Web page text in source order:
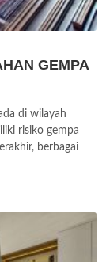
GEMPA
di wilayah
risiko gempa
berbagai